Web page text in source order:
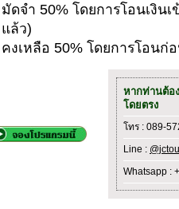
มัดจำ 50% โดยการโอนเงิน
แล้ว)
คงเหลือ 50% โดยการโอนก่
หากท่านต้อ
โดยตรง
โทร : 089-
Line :
Whatsapp :